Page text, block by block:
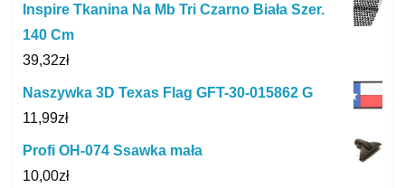
Inspire Tkanina Na Mb Tri Czarno Biała Szer.
140 Cm
39,32zł
Naszywka 3D Texas Flag GFT-30-015862 G
11,99zł
Profi OH-074 Ssawka mała
10,00zł